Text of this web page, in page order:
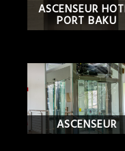
ASCENSEUR
PORT BAKU
ASCENSEUR